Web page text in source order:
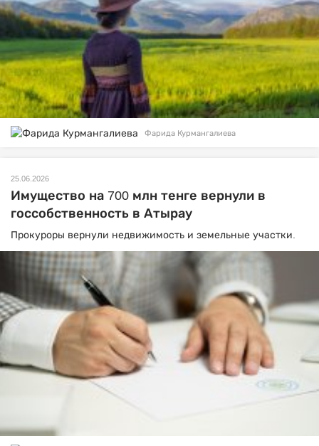
Фарида Курмангалиева
25.06.2026
Имущество на 700 млн тенге вернули в
госсобственность в Атырау
Прокуроры вернули недвижимость и земельные участки.